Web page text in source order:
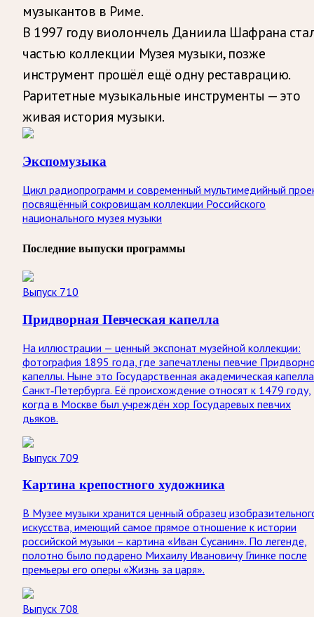
музыкантов в Риме.
В 1997 году виолончель Даниила Шафрана
частью коллекции Музея музыки, позже
инструмент прошёл ещё одну реставрацию.
Раритетные музыкальные инструменты — это
живая история музыки.
Экспомузыка
Цикл радиопрограмм и современный мультимедийный
посвящённый сокровищам коллекции Российского
национального музея музыки
Последние выпуски программы
Выпуск 710
Придворная Певческая капелла
На иллюстрации — ценный экспонат музейной коллекции:
фотография 1895 года, где запечатлены певчие
капеллы. Ныне это Государственная академическая капелла
Санкт‑Петербурга. Её происхождение относят к 1479 году,
когда в Москве был учреждён хор Государевых певчих
дьяков.
Выпуск 709
Картина крепостного художника
В Музее музыки хранится ценный образец
искусства, имеющий самое прямое отношение к истории
российской музыки – картина «Иван Сусанин». По легенде,
полотно было подарено Михаилу Ивановичу Глинке после
премьеры его оперы «Жизнь за царя».
Выпуск 708